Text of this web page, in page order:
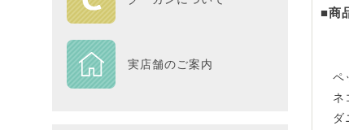
実店舗のご案内
■商
ペ
ネ
ダ